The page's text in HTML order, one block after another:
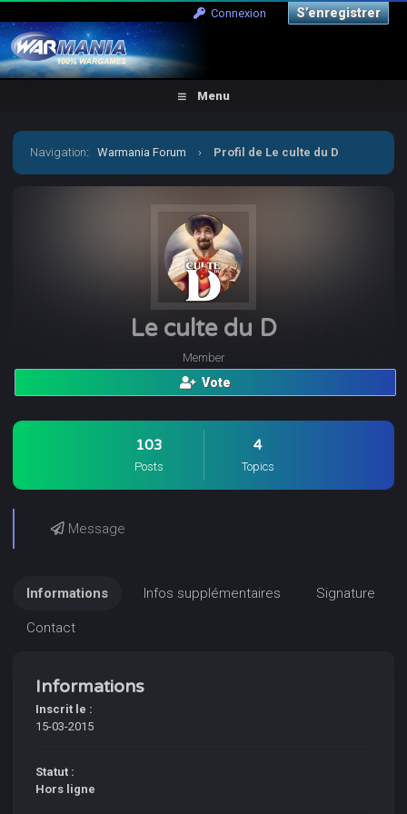
Connexion S’enregistrer
Menu
Navigation:Warmania Forum › Profil de Le culte du D
Le culte du D
Member
Vote
103
Posts
4
Topics
Message
Informations Infos supplémentaires Signature
Contact
Informations
Inscrit le :
15-03-2015
Statut :
Hors ligne